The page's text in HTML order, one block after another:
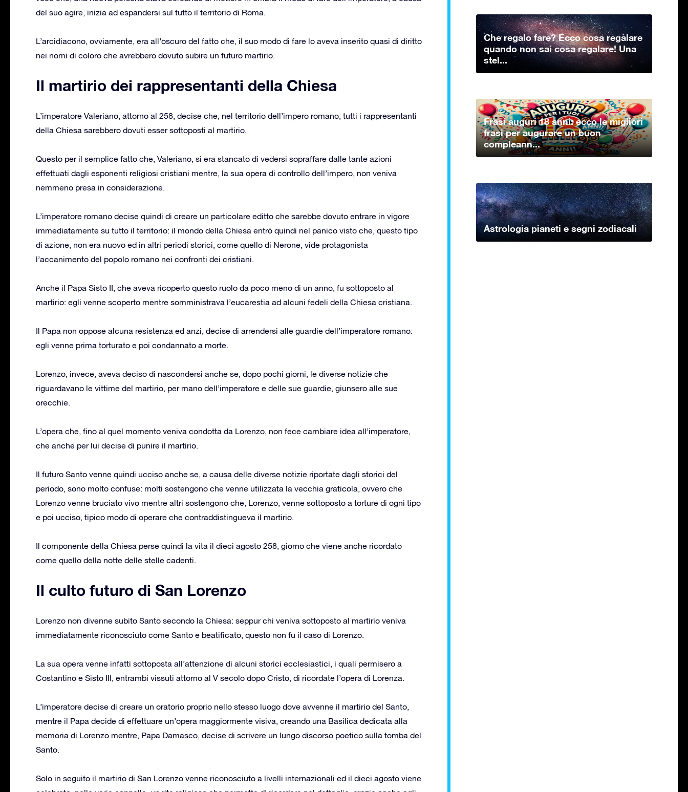
del suo agire, inizia ad espandersi sul tutto il territorio di Roma.
L’arcidiacono, ovviamente, era all’oscuro del fatto che, il suo modo di fare lo aveva inserito quasi di diritto
nei nomi di coloro che avrebbero dovuto subire un futuro martirio.
Il martirio dei rappresentanti della Chiesa
L’imperatore Valeriano, attorno al 258, decise che, nel territorio dell’impero romano, tutti i rappresentanti
della Chiesa sarebbero dovuti esser sottoposti al martirio.
Questo per il semplice fatto che, Valeriano, si era stancato di vedersi sopraffare dalle tante azioni
effettuati dagli esponenti religiosi cristiani mentre, la sua opera di controllo dell’impero, non veniva
nemmeno presa in considerazione.
L’imperatore romano decise quindi di creare un particolare editto che sarebbe dovuto entrare in vigore
immediatamente su tutto il territorio: il mondo della Chiesa entrò quindi nel panico visto che, questo tipo
di azione, non era nuovo ed in altri periodi storici, come quello di Nerone, vide protagonista
l’accanimento del popolo romano nei confronti dei cristiani.
Anche il Papa Sisto II, che aveva ricoperto questo ruolo da poco meno di un anno, fu sottoposto al
martirio: egli venne scoperto mentre somministrava l’eucarestia ad alcuni fedeli della Chiesa cristiana.
Il Papa non oppose alcuna resistenza ed anzi, decise di arrendersi alle guardie dell’imperatore romano:
egli venne prima torturato e poi condannato a morte.
Lorenzo, invece, aveva deciso di nascondersi anche se, dopo pochi giorni, le diverse notizie che
riguardavano le vittime del martirio, per mano dell’imperatore e delle sue guardie, giunsero alle sue
orecchie.
L’opera che, fino al quel momento veniva condotta da Lorenzo, non fece cambiare idea all’imperatore,
che anche per lui decise di punire il martirio.
Il futuro Santo venne quindi ucciso anche se, a causa delle diverse notizie riportate dagli storici del
periodo, sono molto confuse: molti sostengono che venne utilizzata la vecchia graticola, ovvero che
Lorenzo venne bruciato vivo mentre altri sostengono che, Lorenzo, venne sottoposto a torture di ogni tipo
e poi ucciso, tipico modo di operare che contraddistingueva il martirio.
Il componente della Chiesa perse quindi la vita il dieci agosto 258, giorno che viene anche ricordato
come quello della notte delle stelle cadenti.
Il culto futuro di San Lorenzo
Lorenzo non divenne subito Santo secondo la Chiesa: seppur chi veniva sottoposto al martirio veniva
immediatamente riconosciuto come Santo e beatificato, questo non fu il caso di Lorenzo.
La sua opera venne infatti sottoposta all’attenzione di alcuni storici ecclesiastici, i quali permisero a
Costantino e Sisto III, entrambi vissuti attorno al V secolo dopo Cristo, di ricordate l’opera di Lorenza.
L’imperatore decise di creare un oratorio proprio nello stesso luogo dove avvenne il martirio del Santo,
mentre il Papa decide di effettuare un’opera maggiormente visiva, creando una Basilica dedicata alla
memoria di Lorenzo mentre, Papa Damasco, decise di scrivere un lungo discorso poetico sulla tomba del
Santo.
Solo in seguito il martirio di San Lorenzo venne riconosciuto a livelli internazionali ed il dieci agosto viene
Che regalo fare? Ecco cosa regalare
quando non sai cosa regalare! Una
stel...
Frasi auguri 18 anni: ecco le migliori
frasi per augurare un buon
compleann...
Astrologia pianeti e segni zodiacali